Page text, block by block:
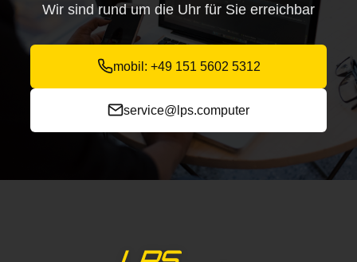
Wir sind rund um die Uhr für Sie erreichbar
mobil: +49 151 5602 5312
service@lps.computer